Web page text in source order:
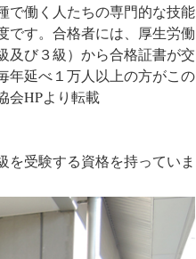
で働く人たちの専門的な技能
です。合格者には、厚生労働
及び３級）から合格証書が交
年延べ１万人以上の方がこの
会HPより転載
を受験する資格を持っていま